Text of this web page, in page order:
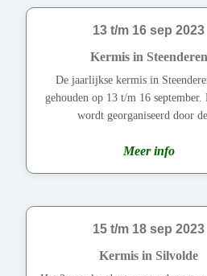
13 t/m 16 sep 2023
Kermis in Steenderen
De jaarlijkse kermis in
gehouden op 13 t/m 16 september.
wordt georganiseerd door
Meer info
15 t/m 18 sep 2023
Kermis in Silvolde